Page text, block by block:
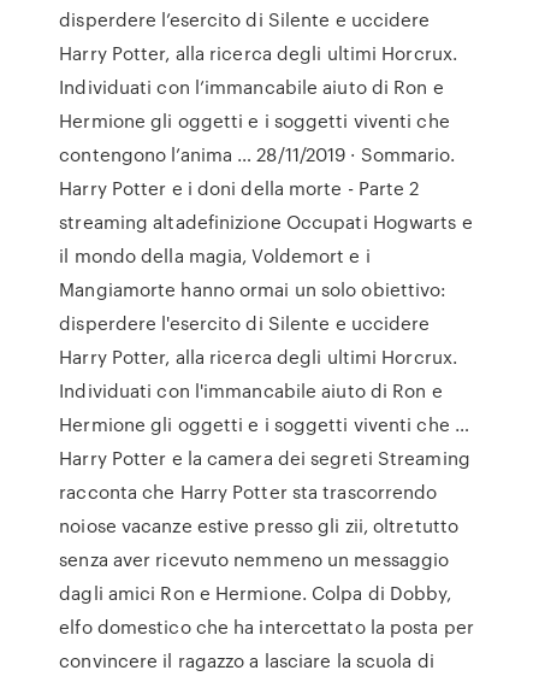
disperdere l’esercito di Silente e uccidere
Harry Potter, alla ricerca degli ultimi Horcrux.
Individuati con l’immancabile aiuto di Ron e
Hermione gli oggetti e i soggetti viventi che
contengono l’anima … 28/11/2019 · Sommario.
Harry Potter e i doni della morte - Parte 2
streaming altadefinizione Occupati Hogwarts e
il mondo della magia, Voldemort e i
Mangiamorte hanno ormai un solo obiettivo:
disperdere l'esercito di Silente e uccidere
Harry Potter, alla ricerca degli ultimi Horcrux.
Individuati con l'immancabile aiuto di Ron e
Hermione gli oggetti e i soggetti viventi che …
Harry Potter e la camera dei segreti Streaming
racconta che Harry Potter sta trascorrendo
noiose vacanze estive presso gli zii, oltretutto
senza aver ricevuto nemmeno un messaggio
dagli amici Ron e Hermione. Colpa di Dobby,
elfo domestico che ha intercettato la posta per
convincere il ragazzo a lasciare la scuola di